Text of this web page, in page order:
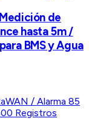
de
hasta 5m /
BMS y Agua